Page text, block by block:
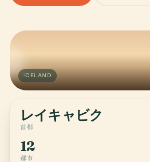
ICELAND
レイキャビク
首都
12
都市